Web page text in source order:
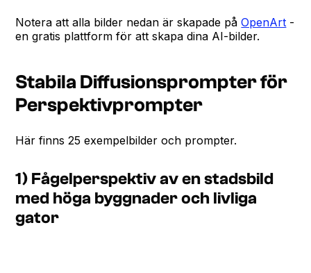
Notera att alla bilder nedan är skapade påOpenArt -
en gratis plattform för att skapa dina AI-bilder.
Stabila Diffusionsprompter för
Perspektivprompter
Här finns 25 exempelbilder och prompter.
1) Fågelperspektiv av en stadsbild
med höga byggnader och livliga
gator